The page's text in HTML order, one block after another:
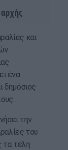
και
ένα
δημόσιος
την
του
τα τέλη